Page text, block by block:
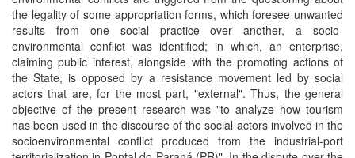
the legality of some appropriation forms, which foresee unwanted
results from one social practice over another, a socio-
environmental conflict was identified; in which, an enterprise,
claiming public interest, alongside with the promoting actions of
the State, is opposed by a resistance movement led by social
actors that are, for the most part, "external". Thus, the general
objective of the present research was "to analyze how tourism
has been used in the discourse of the social actors involved in the
socioenvironmental conflict produced from the industrial-port